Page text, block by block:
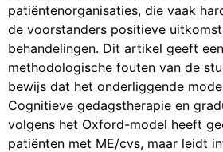
patiëntenorganisaties, die vaak
de voorstanders positieve
behandelingen. Dit artikel geeft
methodologische fouten van de
bewijs dat het onderliggende
Cognitieve gedagstherapie en
volgens het Oxford-model heeft
patiënten met ME/cvs, maar leidt